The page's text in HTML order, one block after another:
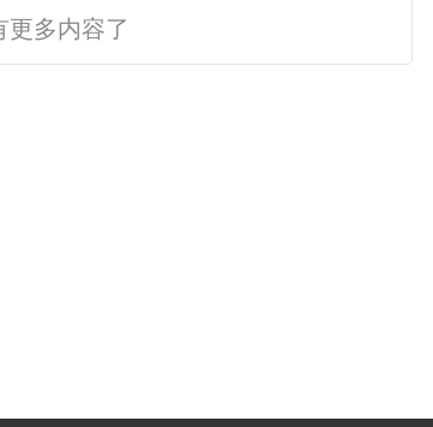
更多内容了